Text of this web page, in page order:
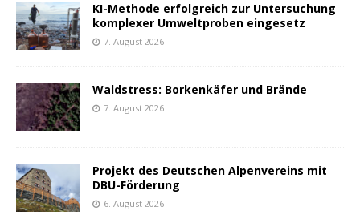
KI-Methode erfolgreich zur Untersuchung
komplexer Umweltproben eingesetz
7. August 2026
Waldstress: Borkenkäfer und Brände
7. August 2026
Projekt des Deutschen Alpenvereins mit
DBU-Förderung
6. August 2026